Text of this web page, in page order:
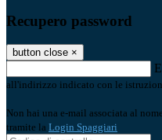
Recupero password
button close ×
all'indirizzo indicato con le
Non hai una e-mail associata al
tramite la Login Spaggiari